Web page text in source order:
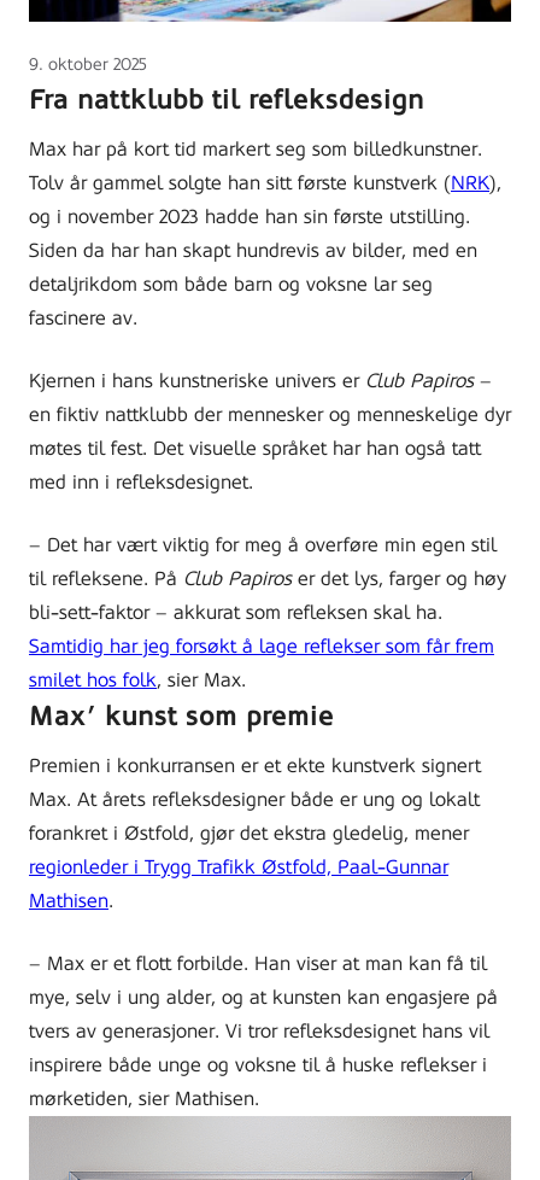
Lagt
ut
på
9. oktober 2025
Fra nattklubb til refleksdesign
Max har på kort tid markert seg som billedkunstner.
Tolv år gammel solgte han sitt første kunstverk (NRK),
og i november 2023 hadde han sin første utstilling.
Siden da har han skapt hundrevis av bilder, med en
detaljrikdom som både barn og voksne lar seg
fascinere av.
Kjernen i hans kunstneriske univers er Club Papiros–
en fiktiv nattklubb der mennesker og menneskelige dyr
møtes til fest. Det visuelle språket har han også tatt
med inn i refleksdesignet.
– Det har vært viktig for meg å overføre min egen stil
til refleksene. På Club Papiroser det lys, farger og høy
bli-sett-faktor – akkurat som refleksen skal ha.
Samtidig har jeg forsøkt å lage reflekser som får frem
smilet hos folk, sier Max.
Max’ kunst som premie
Premien i konkurransen er et ekte kunstverk signert
Max. At årets refleksdesigner både er ung og lokalt
forankret i Østfold, gjør det ekstra gledelig, mener
regionleder i Trygg Trafikk Østfold, Paal-Gunnar
Mathisen.
– Max er et flott forbilde. Han viser at man kan få til
mye, selv i ung alder, og at kunsten kan engasjere på
tvers av generasjoner. Vi tror refleksdesignet hans vil
inspirere både unge og voksne til å huske reflekser i
mørketiden, sier Mathisen.